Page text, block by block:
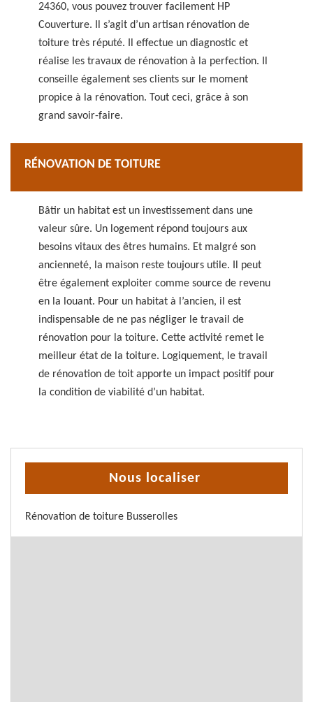
24360, vous pouvez trouver facilement HP
Couverture. Il s’agit d’un artisan rénovation de
toiture très réputé. Il effectue un diagnostic et
réalise les travaux de rénovation à la perfection. Il
conseille également ses clients sur le moment
propice à la rénovation. Tout ceci, grâce à son
grand savoir-faire.
RÉNOVATION DE TOITURE
Bâtir un habitat est un investissement dans une
valeur sûre. Un logement répond toujours aux
besoins vitaux des êtres humains. Et malgré son
ancienneté, la maison reste toujours utile. Il peut
être également exploiter comme source de revenu
en la louant. Pour un habitat à l’ancien, il est
indispensable de ne pas négliger le travail de
rénovation pour la toiture. Cette activité remet le
meilleur état de la toiture. Logiquement, le travail
de rénovation de toit apporte un impact positif pour
la condition de viabilité d’un habitat.
Nous localiser
Rénovation de toiture Busserolles